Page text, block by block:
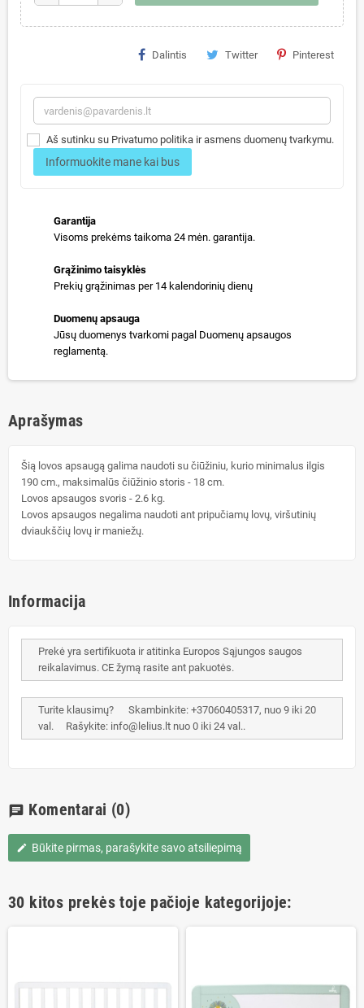
Dalintis Twitter Pinterest
Aš sutinku su Privatumo politika ir asmens duomenų tvarkymu.
Informuokite mane kai bus
Garantija
Visoms prekėms taikoma 24 mėn. garantija.
Grąžinimo taisyklės
Prekių grąžinimas per 14 kalendorinių dienų
Duomenų apsauga
Jūsų duomenys tvarkomi pagal Duomenų apsaugos
reglamentą.
Aprašymas
Šią lovos apsaugą galima naudoti su čiūžiniu, kurio minimalus ilgis
190 cm., maksimalūs čiūžinio storis - 18 cm.
Lovos apsaugos svoris - 2.6 kg.
Lovos apsaugos negalima naudoti ant pripučiamų lovų, viršutinių
dviaukščių lovų ir maniežų.
Informacija
Prekė yra sertifikuota ir atitinka Europos Sąjungos saugos
reikalavimus. CE žymą rasite ant pakuotės.
Turite klausimų? Skambinkite: +37060405317, nuo 9 iki 20
val. Rašykite: info@lelius.lt nuo 0 iki 24 val..
chat Komentarai (0)
edit Būkite pirmas, parašykite savo atsiliepimą
30 kitos prekės toje pačioje kategorijoje: